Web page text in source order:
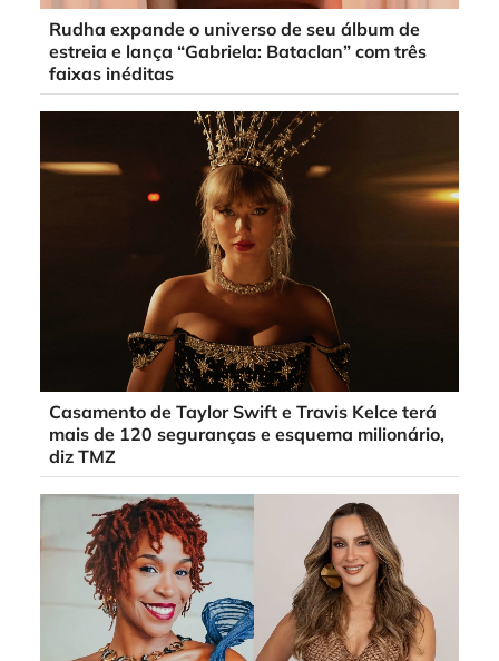
Rudha expande o universo de seu álbum de
estreia e lança “Gabriela: Bataclan” com três
faixas inéditas
Casamento de Taylor Swift e Travis Kelce terá
mais de 120 seguranças e esquema milionário,
diz TMZ